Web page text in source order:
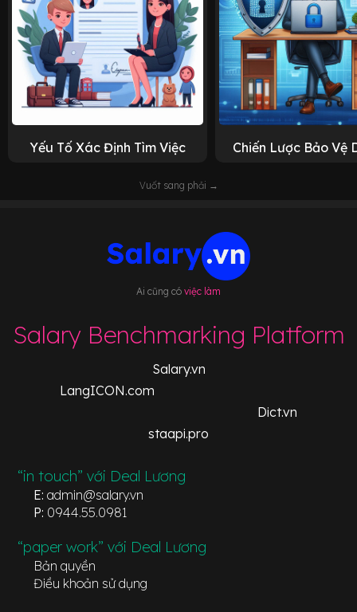
Yếu Tố Xác Định Tìm Việc Chiến Lược Bảo Vệ
Vuốt sang phải →
Ai cũng có việc làm
Salary Benchmarking Platform
Salary.vn
LangICON.com
Dict.vn
staapi.pro
“in touch” với Deal Lương
E: admin@salary.vn
P: 0944.55.0981
“paper work” với Deal Lương
Bản quyền
Điều khoản sử dụng